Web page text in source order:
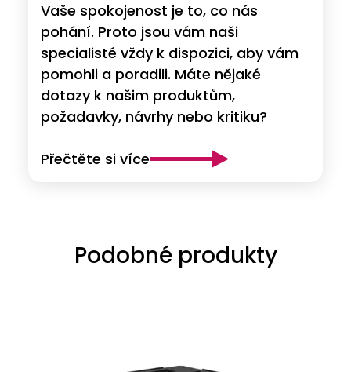
Vaše spokojenost je to, co nás
pohání. Proto jsou vám naši
specialisté vždy k dispozici, aby vám
pomohli a poradili. Máte nějaké
dotazy k našim produktům,
požadavky, návrhy nebo kritiku?
Přečtěte si více
Podobné produkty